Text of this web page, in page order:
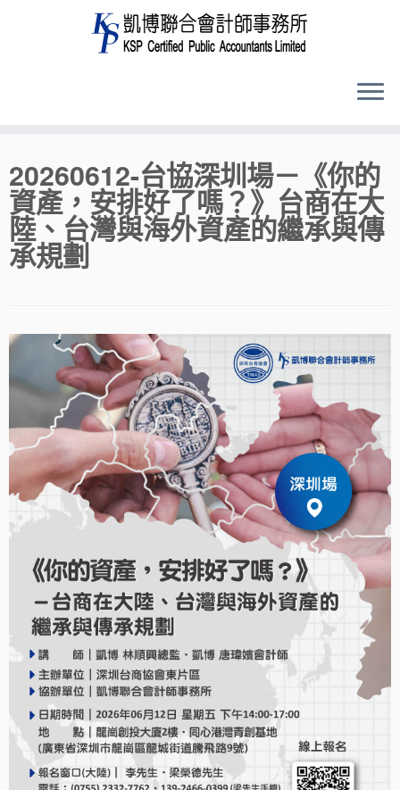
to
content
20260612-台協深圳場－《你的
資產，安排好了嗎？》台商在大
陸、台灣與海外資產的繼承與傳
承規劃